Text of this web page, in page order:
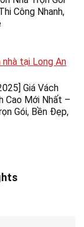
Công Nhanh,
Giá Vách
Cao Mới Nhất –
Gói, Bền Đẹp,